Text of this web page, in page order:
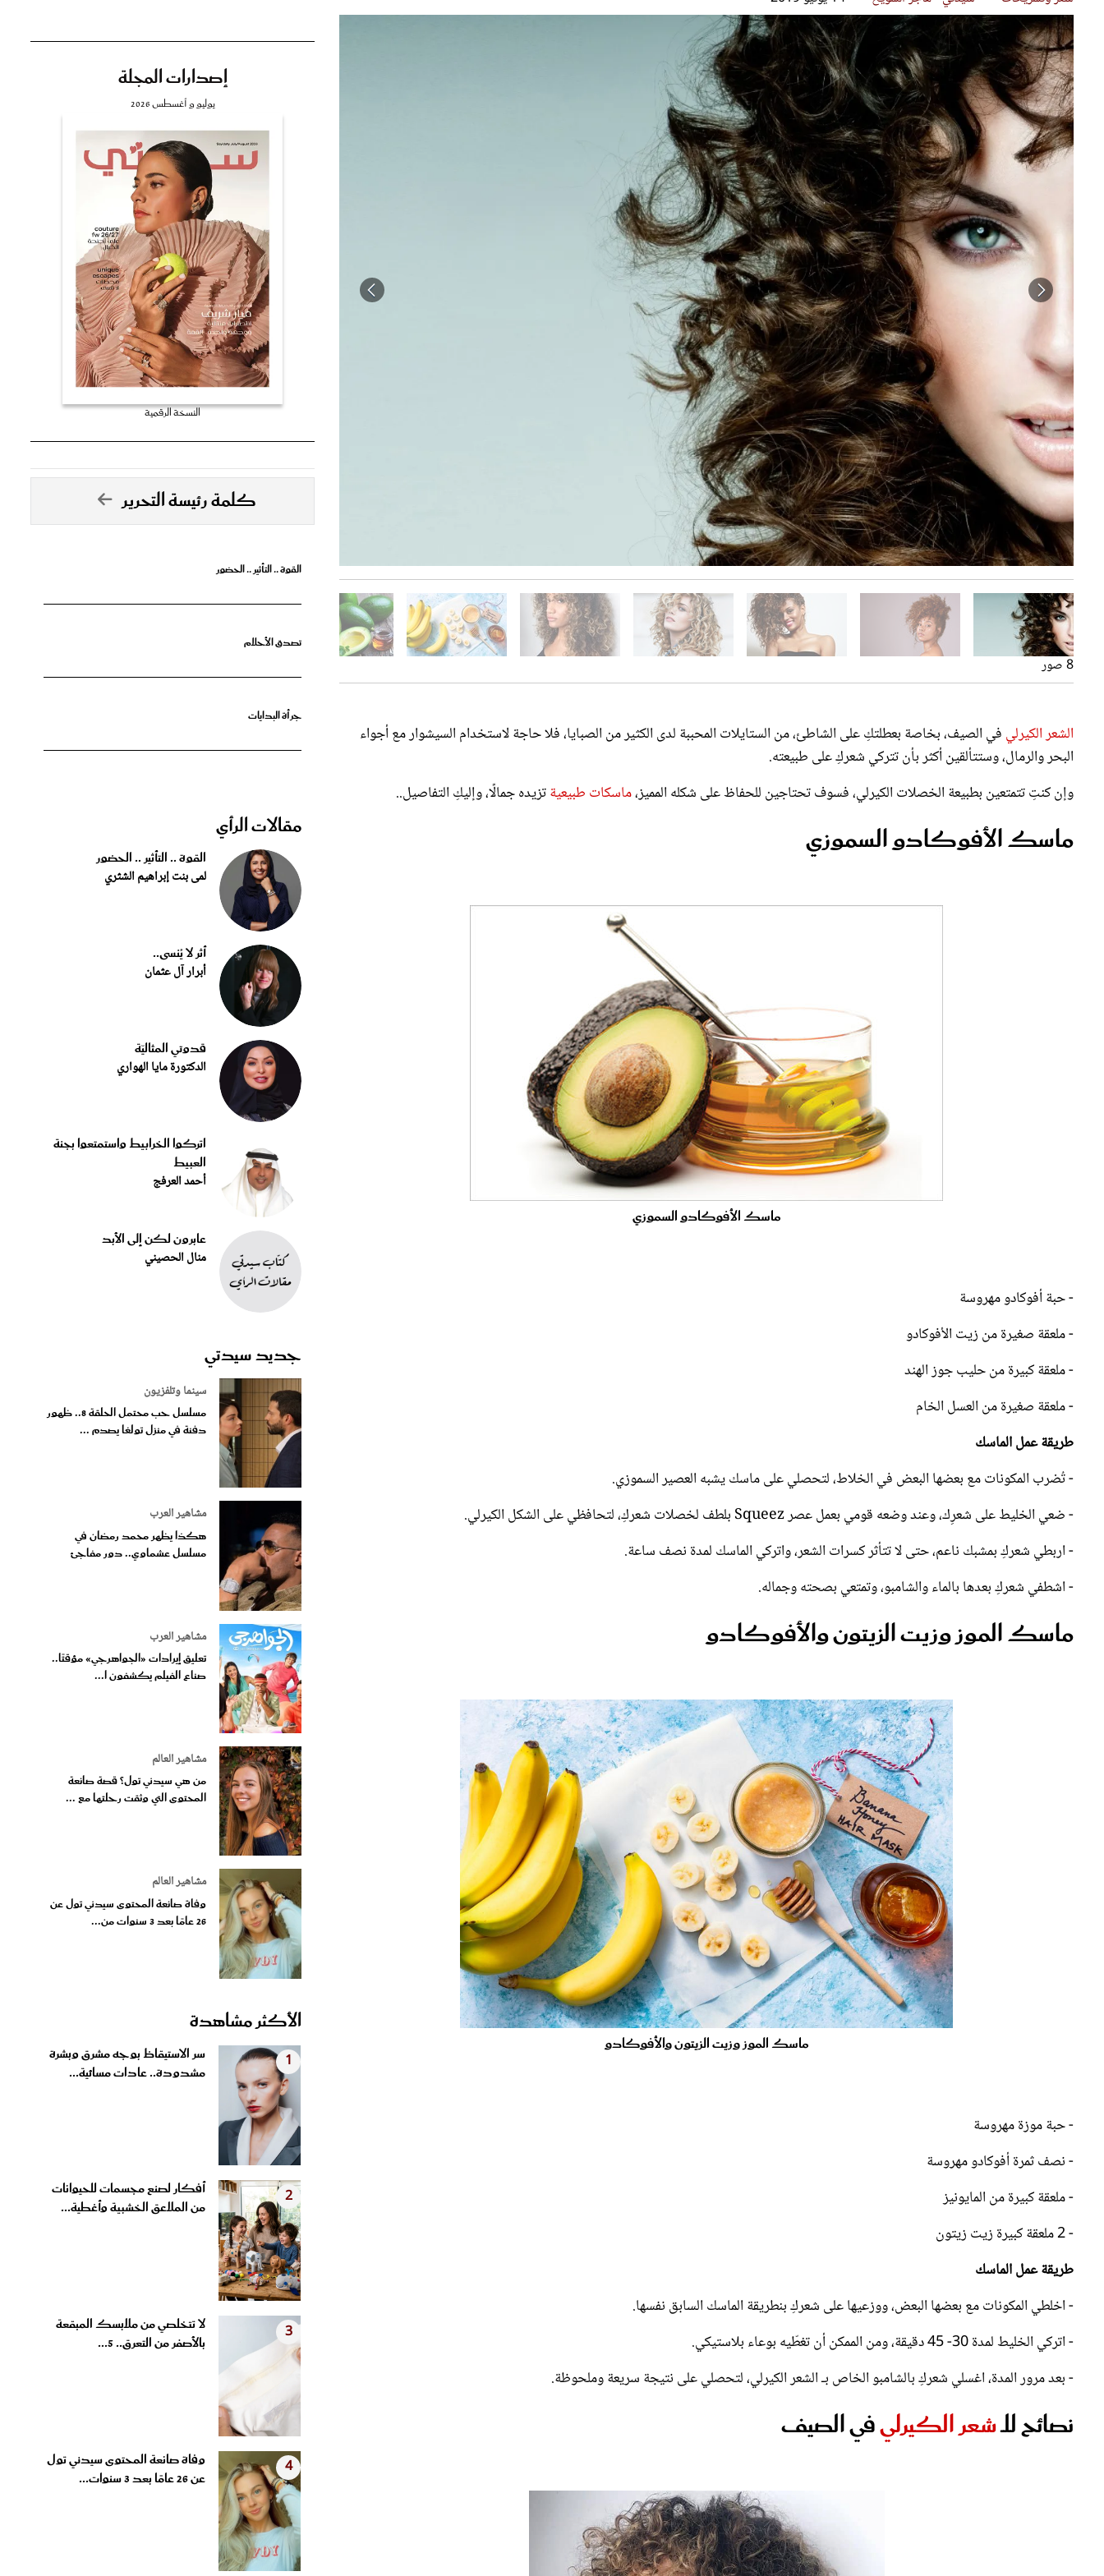
الكيرلي
حافظي على الشعر الكيرلي بماسكات طبيعية في الصيف
الشعر الكيرلي يحتاج منك عناية مضاعفة في الصيف
ماسك الموز والعسل وزيت الزيتون للشعر الكيرلي
ماسكات الأفوكادو
الأفوكادو والعسل
8 صور
الشعر الكيرلي في الصيف، بخاصة بعطلتكِ على الشاطئ، من الستايلات المحببة لدى الكثير من الصبايا، فلا حاجة لاستخدام السيشوار مع أجواء
البحر والرمال، وستتألقين أكثر بأن تتركي شعركِ على طبيعته.
وإن كنتِ تتمتعين بطبيعة الخصلات الكيرلي، فسوف تحتاجين للحفاظ على شكله المميز،ماسكات طبيعيةتزيده جمالًا، وإليكِ التفاصيل..
ماسك الأفوكادو السموزي
ماسك الأفوكادو السموزي
- حبة أفوكادو مهروسة
- ملعقة صغيرة من زيت الأفوكادو
- ملعقة كبيرة من حليب جوز الهند
- ملعقة صغيرة من العسل الخام
طريقة عمل الماسك
- تُضرب المكونات مع بعضها البعض في الخلاط، لتحصلي على ماسك يشبه العصير السموزي.
- ضعي الخليط على شعرِك، وعند وضعه قومي بعمل عصر Squeez بلطف لخصلات شعركِ، لتحافظي على الشكل الكيرلي.
- اربطي شعركِ بمشبك ناعم، حتى لا تتأثر كسرات الشعر، واتركي الماسك لمدة نصف ساعة.
- اشطفي شعركِ بعدها بالماء والشامبو، وتمتعي بصحته وجماله.
ماسك الموز وزيت الزيتون والأفوكادو
ماسك الموز وزيت الزيتون والأفوكادو
- حبة موزة مهروسة
- نصف ثمرة أفوكادو مهروسة
- ملعقة كبيرة من المايونيز
- 2 ملعقة كبيرة زيت زيتون
طريقة عمل الماسك
- اخلطي المكونات مع بعضها البعض، ووزعيها على شعركِ بنطريقة الماسك السابق نفسها.
- اتركي الخليط لمدة 30- 45 دقيقة، ومن الممكن أن تغطّيه بوعاء بلاستيكي.
- بعد مرور المدة، اغسلي شعركِ بالشامبو الخاص بـ الشعر الكيرلي، لتحصلي على نتيجة سريعة وملحوظة.
نصائح للـشعر الكيرليفي الصيف
إصدارات المجلة
يوليو و أغسطس 2026
النسخة الرقمية
كلمة رئيسة التحرير
القوة .. التأثير .. الحضور
تصدق الأحلام
جرأة البدايات
مقالات الرأي
القوة .. التأثير .. الحضور
لمى بنت إبراهيم الشثري
أثر لا يُنسى..
أبرار آل عثمان
قدوتي المثاليّة
الدكتورة مايا الهواري
اتركوا الخرابيط واستمتعوا بجنة
العبيط
أحمد العرفج
عابرون لكن إلى الأبد
منال الحصيني
جديد سيدتي
سينما وتلفزيون
مسلسل حب محتمل الحلقة 8.. ظهور
دفنة في منزل تولغا يصدم ...
مشاهير العرب
هكذا يظهر محمد رمضان في
مسلسل عشماوي.. دور مفاجئ
مشاهير العرب
تعليق إيرادات «الجواهرجي» مؤقتًا..
صناع الفيلم يكشفون ا...
مشاهير العالم
من هي سيدني تول؟ قصة صانعة
المحتوى التي وثقت رحلتها مع ...
مشاهير العالم
وفاة صانعة المحتوى سيدني تول عن
26 عامًا بعد 3 سنوات من...
الأكثر مشاهدة
1
سر الاستيقاظ بوجه مشرق وبشرة
مشدودة.. عادات مسائية...
2
أفكار لصنع مجسمات للحيوانات
من الملاعق الخشبية وأغطية...
3
لا تتخلصي من ملابسك المبقعة
بالأصفر من التعرق.. 5...
4
وفاة صانعة المحتوى سيدني تول
عن 26 عامًا بعد 3 سنوات...
قصص ملهمة
شباب وبنات
علاقات زوجية
ستايل
تقارير
عروس سيدتي
تطبيقات سيدتي